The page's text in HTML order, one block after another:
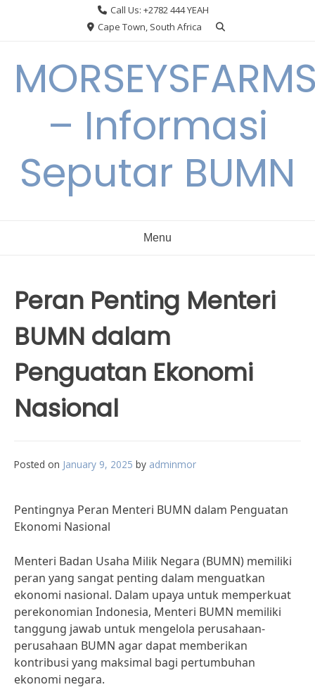
Call Us: +2782 444 YEAH
Cape Town, South Africa
– Informasi
Seputar BUMN
Menu
Peran Penting Menteri
BUMN dalam
Penguatan Ekonomi
Nasional
Posted on January 9, 2025 by adminmor
Pentingnya Peran Menteri BUMN dalam Penguatan
Ekonomi Nasional
Menteri Badan Usaha Milik Negara (BUMN) memiliki
peran yang sangat penting dalam menguatkan
ekonomi nasional. Dalam upaya untuk memperkuat
perekonomian Indonesia, Menteri BUMN memiliki
tanggung jawab untuk mengelola perusahaan-
perusahaan BUMN agar dapat memberikan
kontribusi yang maksimal bagi pertumbuhan
ekonomi negara.